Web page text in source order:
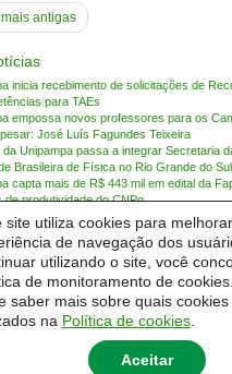
site utiliza cookies para
de navegação dos
utilizando o site, você
de monitoramento de
saber mais sobre quais cookies
na Política de cookies
Aceitar
antigas
inicia recebimento de solicitações de
para TAEs
empossa novos professores para os
José Luís Fagundes Teixeira
da Unipampa passa a integrar Secretaria
Brasileira de Física no Rio Grande do Sul
capta mais de R$ 443 mil em edital da
de produtividade do CNPq
abre processo seletivo complementar
Geral no Campus Uruguaiana